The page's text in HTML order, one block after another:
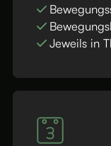
Jeweils in